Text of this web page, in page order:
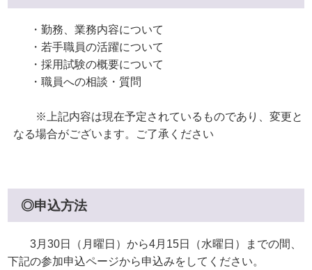
・勤務、業務内容について
・若手職員の活躍について
・採用試験の概要について
・職員への相談・質問
※上記内容は現在予定されているものであり、変更と
なる場合がございます。ご了承ください
◎申込方法
3月30日（月曜日）から4月15日（水曜日）までの間、
下記の参加申込ページから申込みをしてください。